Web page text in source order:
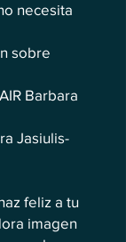
necesita
sobre
Barbara
Jasiulis-
feliz a tu
imagen